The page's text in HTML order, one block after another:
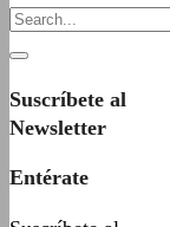
Suscríbete al
Newsletter
Entérate